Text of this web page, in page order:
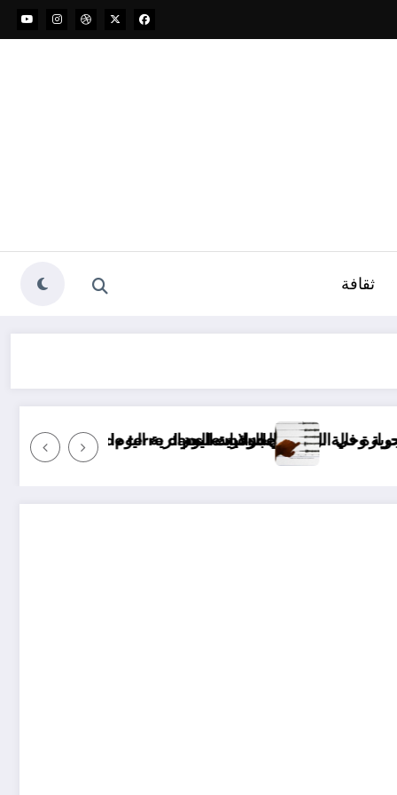
ثقافة
? Surveillance des tremblements de terre
d’électricité